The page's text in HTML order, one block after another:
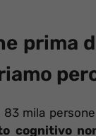
prima
mila
cognitivo